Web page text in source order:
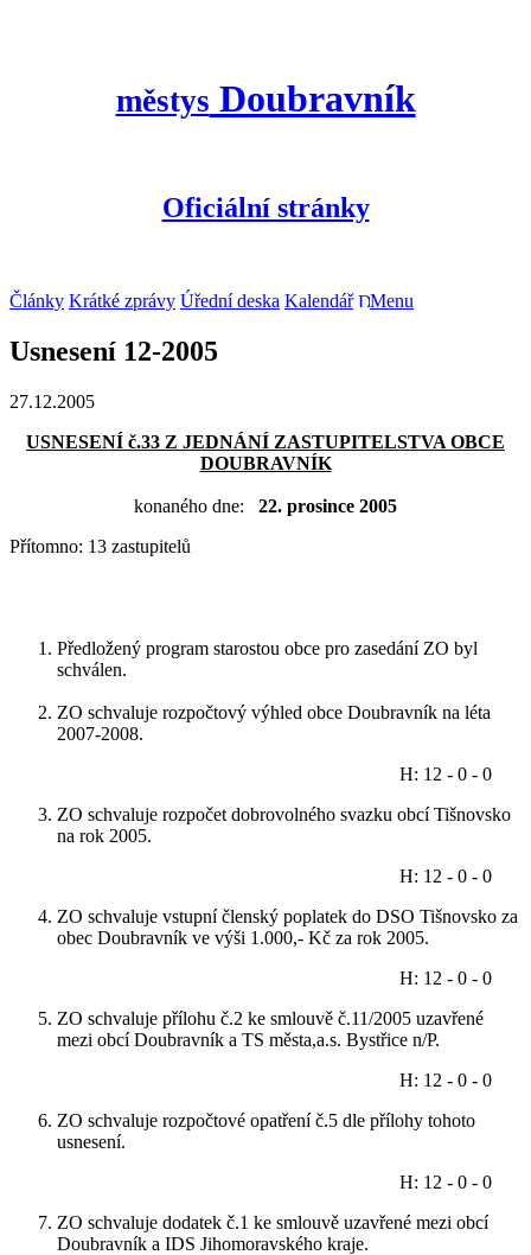
městys Doubravník
Oficiální stránky
Články Krátké zprávy Úřední deska Kalendář Menu
Usnesení 12-2005
27.12.2005
USNESENÍ č.33 Z JEDNÁNÍ ZASTUPITELSTVA OBCE
DOUBRAVNÍK
konaného dne: 22. prosince 2005
Přítomno: 13 zastupitelů
Předložený program starostou obce pro zasedání ZO byl
schválen.
ZO schvaluje rozpočtový výhled obce Doubravník na léta
2007-2008.
H: 12 - 0 - 0
ZO schvaluje rozpočet dobrovolného svazku obcí Tišnovsko
na rok 2005.
H: 12 - 0 - 0
ZO schvaluje vstupní členský poplatek do DSO Tišnovsko za
obec Doubravník ve výši 1.000,- Kč za rok 2005.
H: 12 - 0 - 0
ZO schvaluje přílohu č.2 ke smlouvě č.11/2005 uzavřené
mezi obcí Doubravník a TS města,a.s. Bystřice n/P.
H: 12 - 0 - 0
ZO schvaluje rozpočtové opatření č.5 dle přílohy tohoto
usnesení.
H: 12 - 0 - 0
ZO schvaluje dodatek č.1 ke smlouvě uzavřené mezi obcí
Doubravník a IDS Jihomoravského kraje.